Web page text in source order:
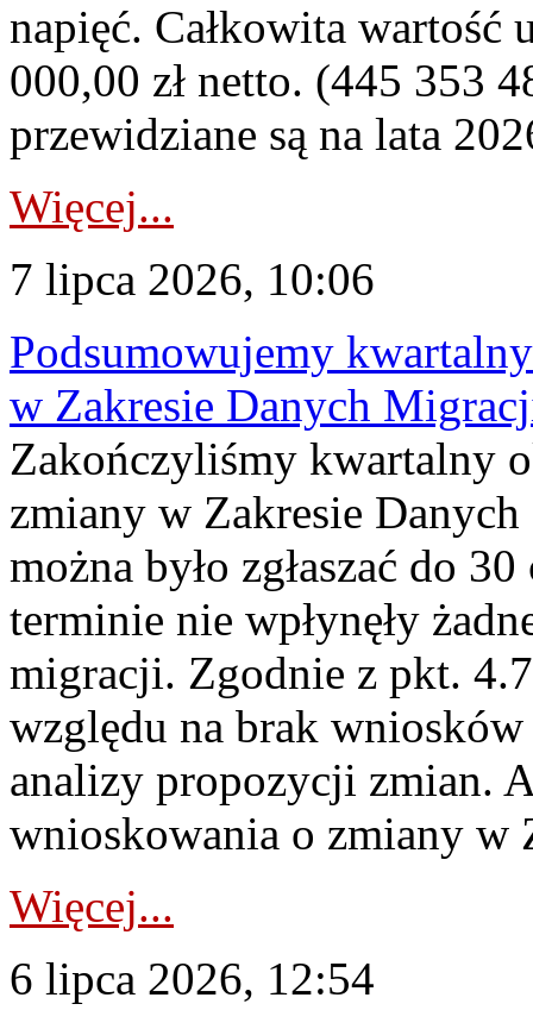
napięć. Całkowita
000,00 zł netto. (445 353
przewidziane są na lata
Więcej...
7 lipca 2026, 10:06
Podsumowujemy
w Zakresie Danych
Zakończyliśmy kwartalny
zmiany w Zakresie
można było zgłaszać do
terminie nie wpłynęły
migracji. Zgodnie z pkt.
względu na brak
analizy propozycji zmian.
wnioskowania o zmiany w
Więcej...
6 lipca 2026, 12:54